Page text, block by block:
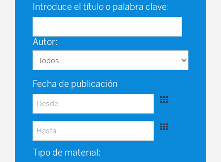
Introduce el título o palabra clave:
Autor:
Fecha de publicación
Tipo de material: